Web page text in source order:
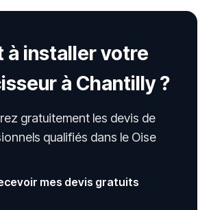
à installer votre
à Chantilly ?
gratuitement les devis de
qualifiés dans le Oise
mes devis gratuits